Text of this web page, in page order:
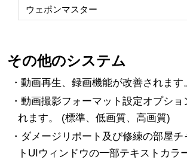
ウェポンマスター
その他のシステム
・動画再生、録画機能が改善されます
・動画撮影フォーマット設定オプショ
れます。 (標準、低画質、高画質)
・ダメージリポート及び修練の部屋
トUIウィンドウの一部テキストカラ